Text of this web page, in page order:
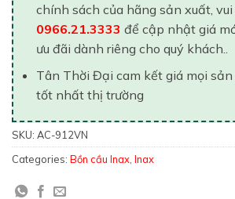
chính sách của hãng sản xuất,
0966.21.3333 để cập nhật giá
ưu đãi dành riêng cho quý khách..
Tân Thời Đại cam kết giá mọi
tốt nhất thị trường
SKU: AC-912VN
Categories: Bồn cầu Inax Inax